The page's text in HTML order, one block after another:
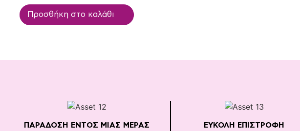
Προσθήκη στο καλάθι
ΠΑΡΑΔΟΣΗ ΕΝΤΟΣ ΜΙΑΣ ΜΕΡΑΣ
ΕΥΚΟΛΗ ΕΠΙΣΤΡΟΦΗ